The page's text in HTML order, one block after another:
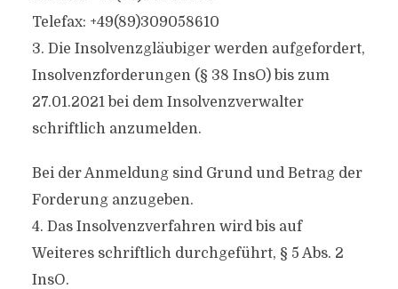
Telefax: +49(89)309058610
3. Die Insolvenzgläubiger werden aufgefordert,
Insolvenzforderungen (§ 38 InsO) bis zum
27.01.2021 bei dem Insolvenzverwalter
schriftlich anzumelden.
Bei der Anmeldung sind Grund und Betrag der
Forderung anzugeben.
4. Das Insolvenzverfahren wird bis auf
Weiteres schriftlich durchgeführt, § 5 Abs. 2
InsO.